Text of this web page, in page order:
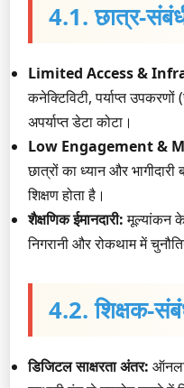
4.1. छात्र-
Limited Access &
कनेक्टिविटी, पर्याप्त
अपर्याप्त डेटा कोटा।
Low Engagement &
छात्रों का ध्यान और
शिक्षण होता है।
शैक्षणिक ईमानदारी:मूल्यांकन के
निगरानी और रोकथाम में
4.2. शिक्षक-
डिजिटल साक्षरता अंतर: